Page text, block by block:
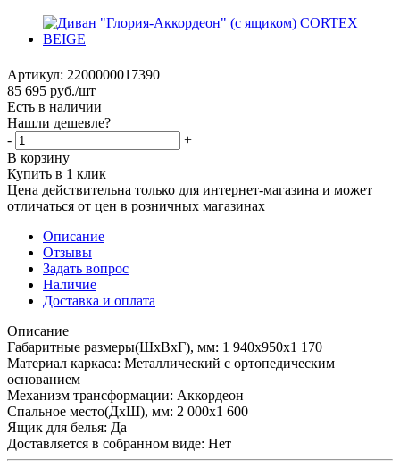
Артикул: 2200000017390
85 695 руб./шт
Есть в наличии
Нашли дешевле?
-
+
В корзину
Купить в 1 клик
Цена действительна только для интернет-магазина и может
отличаться от цен в розничных магазинах
Описание
Отзывы
Задать вопрос
Наличие
Доставка и оплата
Описание
Габаритные размеры(ШхВхГ), мм: 1 940х950х1 170
Материал каркаса: Металлический с ортопедическим
основанием
Механизм трансформации: Аккордеон
Спальное место(ДхШ), мм: 2 000х1 600
Ящик для белья: Да
Доставляется в собранном виде: Нет